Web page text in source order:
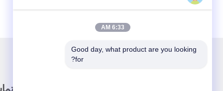
6:33 AM
Good day, what product are you looking
for?